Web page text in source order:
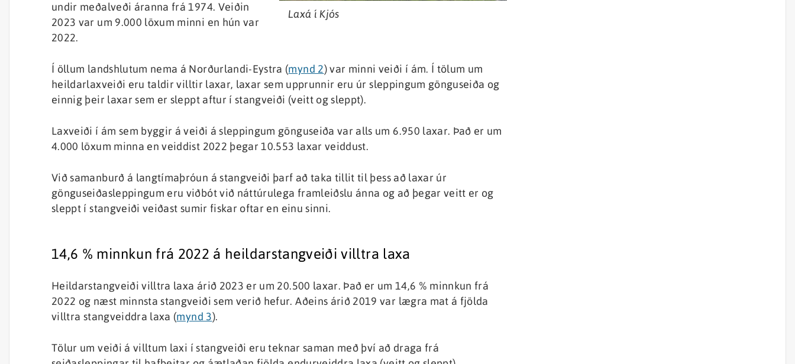
Laxá í Kjós
undir meðalveði áranna frá 1974. Veiðin
2023 var um 9.000 löxum minni en hún var
2022.
Í öllum landshlutum nema á Norðurlandi-Eystra (mynd 2) var minni veiði í ám. Í tölum um
heildarlaxveiði eru taldir villtir laxar, laxar sem upprunnir eru úr sleppingum gönguseiða og
einnig þeir laxar sem er sleppt aftur í stangveiði (veitt og sleppt).
Laxveiði í ám sem byggir á veiði á sleppingum gönguseiða var alls um 6.950 laxar. Það er um
4.000 löxum minna en veiddist 2022 þegar 10.553 laxar veiddust.
Við samanburð á langtímaþróun á stangveiði þarf að taka tillit til þess að laxar úr
gönguseiðasleppingum eru viðbót við náttúrulega framleiðslu ánna og að þegar veitt er og
sleppt í stangveiði veiðast sumir fiskar oftar en einu sinni.
14,6 % minnkun frá 2022 á heildarstangveiði villtra laxa
Heildarstangveiði villtra laxa árið 2023 er um 20.500 laxar. Það er um 14,6 % minnkun frá
2022 og næst minnsta stangveiði sem verið hefur. Aðeins árið 2019 var lægra mat á fjölda
villtra stangveiddra laxa (mynd 3).
Tölur um veiði á villtum laxi í stangveiði eru teknar saman með því að draga frá